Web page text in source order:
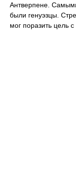
Антверпене.
были генуэзцы.
мог поразить цель